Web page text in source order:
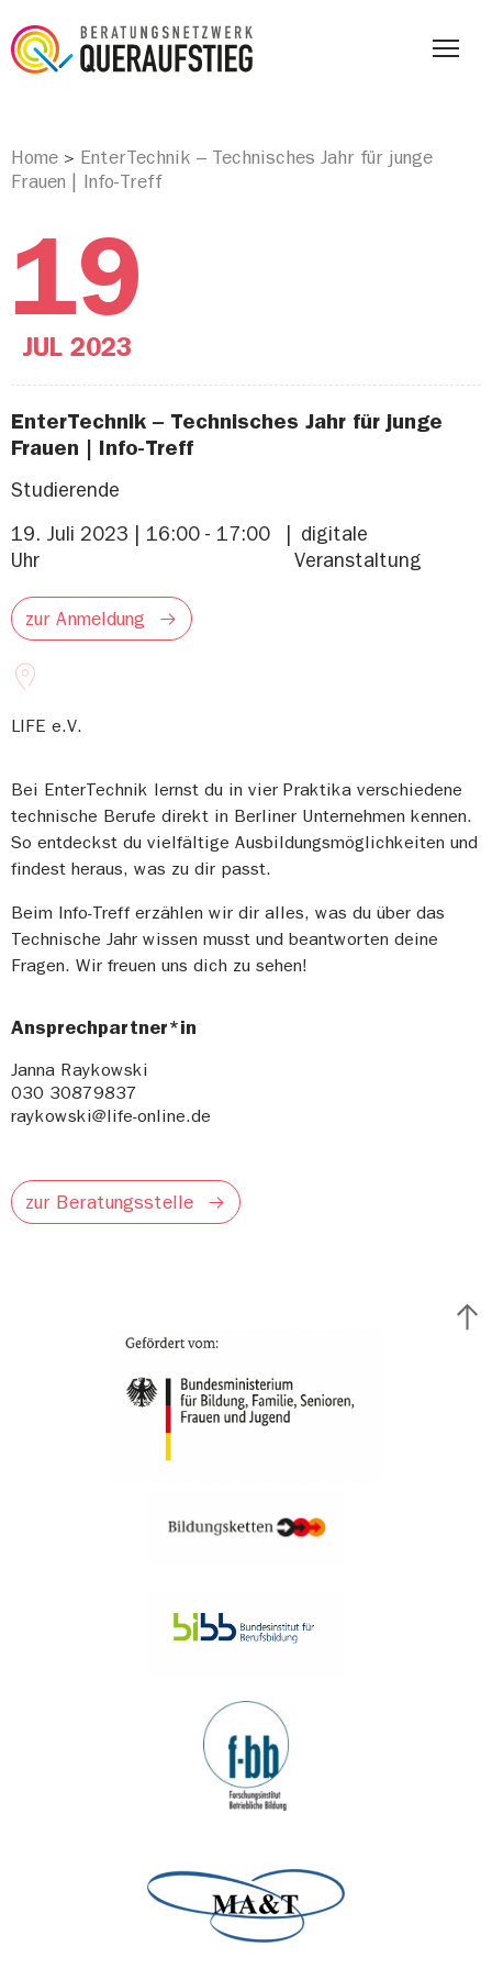
Home > EnterTechnik – Technisches Jahr für junge
Frauen | Info-Treff
19
JUL 2023
EnterTechnik – Technisches Jahr für junge
Frauen | Info-Treff
Studierende
19. Juli 2023 | 16:00 - 17:00
Uhr
digitale
Veranstaltung
zur Anmeldung
LIFE e.V.
Bei EnterTechnik lernst du in vier Praktika verschiedene
technische Berufe direkt in Berliner Unternehmen kennen.
So entdeckst du vielfältige Ausbildungsmöglichkeiten und
findest heraus, was zu dir passt.
Beim Info-Treff erzählen wir dir alles, was du über das
Technische Jahr wissen musst und beantworten deine
Fragen. Wir freuen uns dich zu sehen!
Ansprechpartner*in
Janna Raykowski
030 30879837
raykowski@life-online.de
zur Beratungsstelle